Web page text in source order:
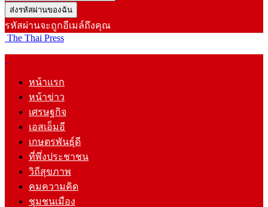
รหัสผ่านจะถูกอีเมล์ถึงคุณ
The Thai Press
หน้าแรก
หน้าข่าว
เศรษฐกิจ
เอสเอ็มอี
เกษตรพันธุ์ดี
ที่พึ่งประชาชน
วิถีสุขภาพ
คมความคิด
ชุมชนเมือง